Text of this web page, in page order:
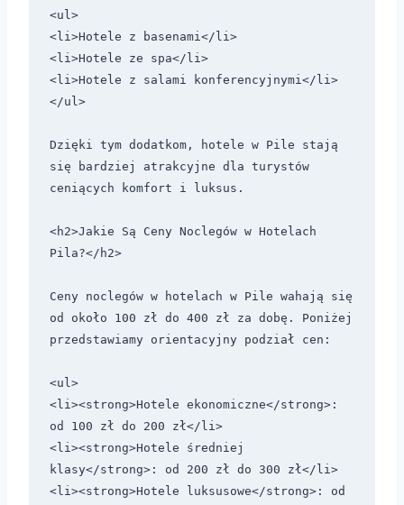
<ul>
<li>Hotele z basenami</li>
<li>Hotele ze spa</li>
<li>Hotele z salami konferencyjnymi</li>
</ul>
Dzięki tym dodatkom, hotele w Pile stają
się bardziej atrakcyjne dla turystów
ceniących komfort i luksus.
<h2>Jakie Są Ceny Noclegów w Hotelach
Pila?</h2>
Ceny noclegów w hotelach w Pile wahają się
od około 100 zł do 400 zł za dobę. Poniżej
przedstawiamy orientacyjny podział cen:
<ul>
<li><strong>Hotele ekonomiczne</strong>:
od 100 zł do 200 zł</li>
<li><strong>Hotele średniej
klasy</strong>: od 200 zł do 300 zł</li>
<li><strong>Hotele luksusowe</strong>: od